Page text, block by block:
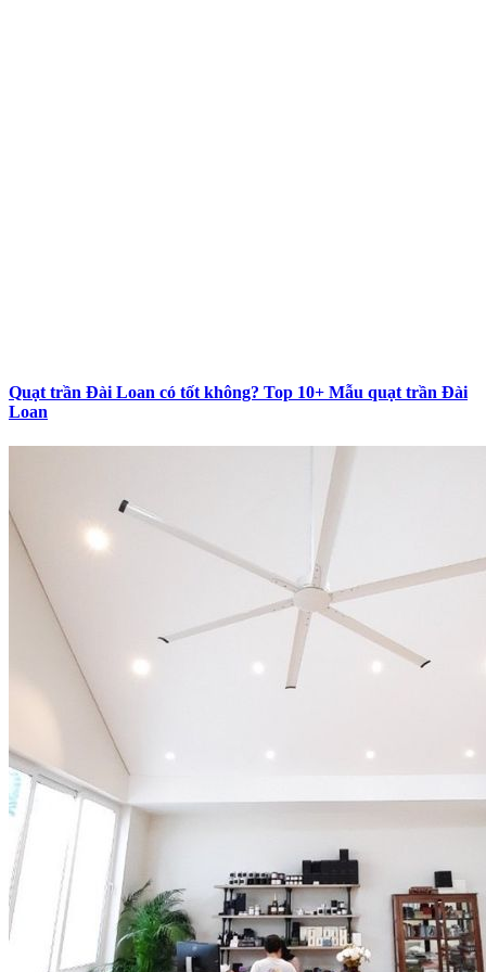
Quạt trần Đài Loan có tốt không? Top 10+ Mẫu quạt trần Đài
Loan